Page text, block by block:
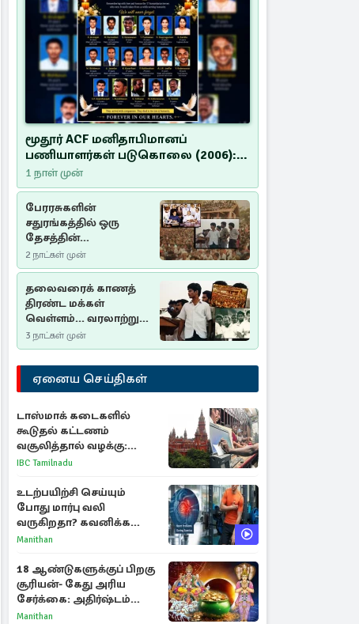
மூதூர் ACF மனிதாபிமானப்
பணியாளர்கள் படுகொலை (2006):
20 ஆண்டுகளாகியும் நீதி
மறுக்கப்பட்ட மனிதாபிமானப்
பேரவலம்
1 நாள் முன்
பேரரசுகளின்
சதுரங்கத்தில் ஒரு
தேசத்தின்
தீர்க்கதரிசனம் :
சுதுமலை பிரகடனம்
ஒரு வரலாற்றுப் பாடம்
2 நாட்கள் முன்
தலைவரைக் காணத்
திரண்ட மக்கள்
வெள்ளம்... வரலாற்றுச்
சிறப்புமிக்க சுதுமலைப்
பிரகடனம்…
3 நாட்கள் முன்
ஏனைய செய்திகள்
டாஸ்மாக் கடைகளில்
கூடுதல் கட்டணம்
வசூலித்தால் வழக்கு:
சென்னை உயர்நீதிமன்றம்
IBC Tamilnadu
உடற்பயிற்சி செய்யும்
போது மார்பு வலி
வருகிறதா? கவனிக்க
வேண்டிய எச்சரிக்கை
Manithan
18 ஆண்டுகளுக்குப் பிறகு
சூரியன்- கேது அரிய
சேர்க்கை: அதிர்ஷ்டம்
பெறும் 3 ராசிகள்!
Manithan